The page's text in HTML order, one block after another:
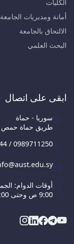
الكليات
أمانة ومديريات الجامعة
الالتحاق بالجامعة
البحث العلمي
ابقى على اتصال
سوريا - حماة
طريق حماة حمص
/ 0989711250
أوقات الدوام:
9:00 ص وحتى 3:00 م